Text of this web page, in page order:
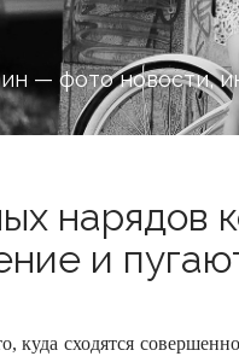
— фото новости,
нарядов
и
куда сходятся